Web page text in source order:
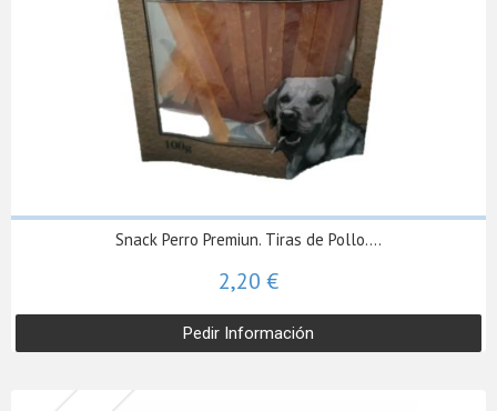
Snack Perro Premiun. Tiras de Pollo....
2,20 €
Pedir Información